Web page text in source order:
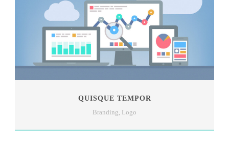
QUISQUE TEMPOR
Branding Logo